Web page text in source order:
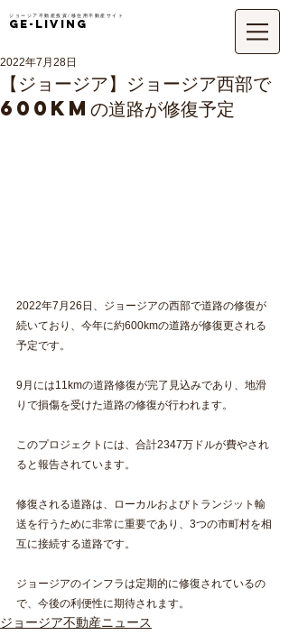
ジョージア不動産投資/移住用不動産サイト
GE-LIVING
【ジョージア】ジョージア西部で
600kmの道路が修復予定
2022年7月28日
2022年7月26日、ジョージアの西部で道路の修復が
続いており、今年に約600kmの道路が修復更される
予定です。
9月には11kmの道路修復が完了見込みであり、地滑
りで損傷を受けた道路の修復が行われます。
このプロジェクトには、合計2347万ドルが費やされ
ると報告されています。
修復される道路は、ローカルおよびトランジット輸
送を行うために非常に重要であり、3つの市町村を相
互に接続する道路です。
ジョージアのインフラは定期的に修復されているの
で、今後の利便性に期待されます。
ジョージア不動産ニュース